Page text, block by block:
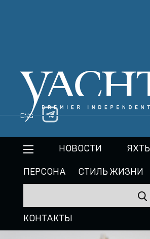
ENG
НОВОСТИ ЯХТЫ
ПЕРСОНА СТИЛЬ ЖИЗНИ
КОНТАКТЫ